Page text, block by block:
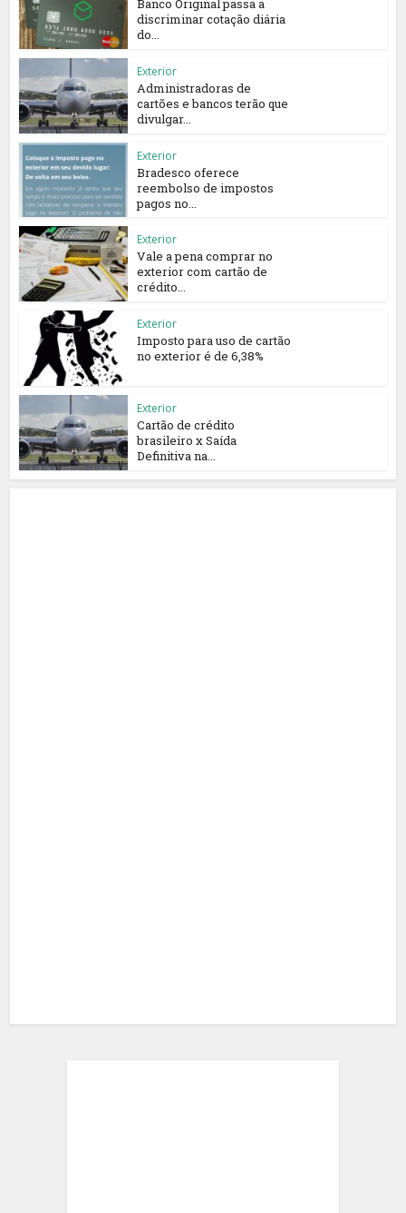
Banco Original passa a
discriminar cotação diária
do...
Exterior
Administradoras de
cartões e bancos terão que
divulgar...
Exterior
Bradesco oferece
reembolso de impostos
pagos no...
Exterior
Vale a pena comprar no
exterior com cartão de
crédito...
Exterior
Imposto para uso de cartão
no exterior é de 6,38%
Exterior
Cartão de crédito
brasileiro x Saída
Definitiva na...